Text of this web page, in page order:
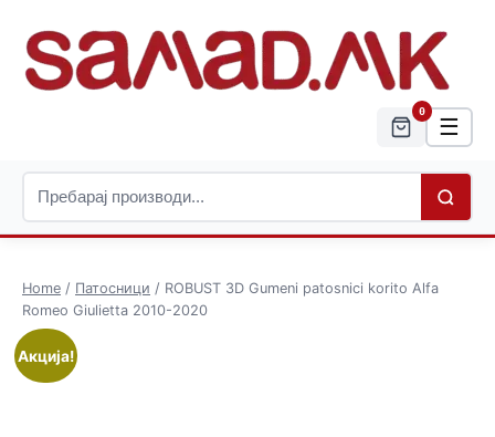
0
☰
Home / Патосници / ROBUST 3D Gumeni patosnici korito Alfa
Romeo Giulietta 2010-2020
Акција!